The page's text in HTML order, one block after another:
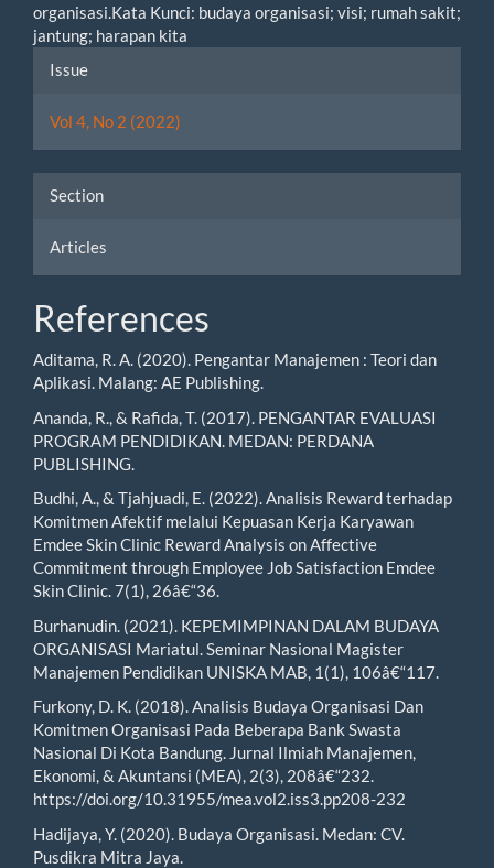
organisasi.Kata Kunci: budaya organisasi; visi; rumah sakit;
jantung; harapan kita
Article
Details
Issue
Vol 4, No 2 (2022)
Section
Articles
References
Aditama, R. A. (2020). Pengantar Manajemen : Teori dan
Aplikasi. Malang: AE Publishing.
Ananda, R., & Rafida, T. (2017). PENGANTAR EVALUASI
PROGRAM PENDIDIKAN. MEDAN: PERDANA
PUBLISHING.
Budhi, A., & Tjahjuadi, E. (2022). Analisis Reward terhadap
Komitmen Afektif melalui Kepuasan Kerja Karyawan
Emdee Skin Clinic Reward Analysis on Affective
Commitment through Employee Job Satisfaction Emdee
Skin Clinic. 7(1), 26â€“36.
Burhanudin. (2021). KEPEMIMPINAN DALAM BUDAYA
ORGANISASI Mariatul. Seminar Nasional Magister
Manajemen Pendidikan UNISKA MAB, 1(1), 106â€“117.
Furkony, D. K. (2018). Analisis Budaya Organisasi Dan
Komitmen Organisasi Pada Beberapa Bank Swasta
Nasional Di Kota Bandung. Jurnal Ilmiah Manajemen,
Ekonomi, & Akuntansi (MEA), 2(3), 208â€“232.
https://doi.org/10.31955/mea.vol2.iss3.pp208-232
Hadijaya, Y. (2020). Budaya Organisasi. Medan: CV.
Pusdikra Mitra Jaya.